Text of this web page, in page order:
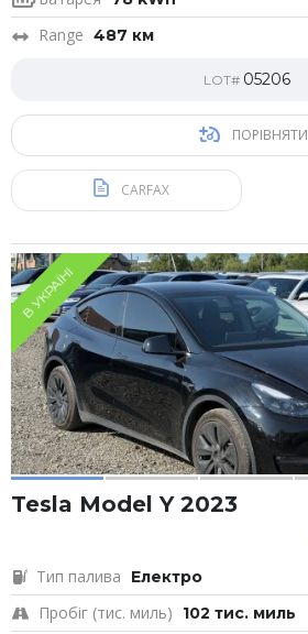
Range 487 км
LOT# 05206
ПОРІВНЯТИ
CARFAX
В УКРАЇНІ
Tesla Model Y 2023
Тип палива Електро
Пробіг (тис. миль) 102 тис. миль